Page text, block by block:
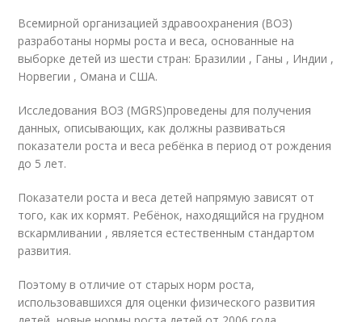
Всемирной организацией здравоохранения (ВОЗ)
разработаны нормы роста и веса, основанные на
выборке детей из шести стран: Бразилии , Ганы , Индии ,
Норвегии , Омана и США.
Исследования ВОЗ (MGRS)проведены для получения
данных, описывающих, как должны развиваться
показатели роста и веса ребёнка в период от рождения
до 5 лет.
Показатели роста и веса детей напрямую зависят от
того, как их кормят. Ребёнок, находящийся на грудном
вскармливании , является естественным стандартом
развития.
Поэтому в отличие от старых норм роста,
использовавшихся для оценки физического развития